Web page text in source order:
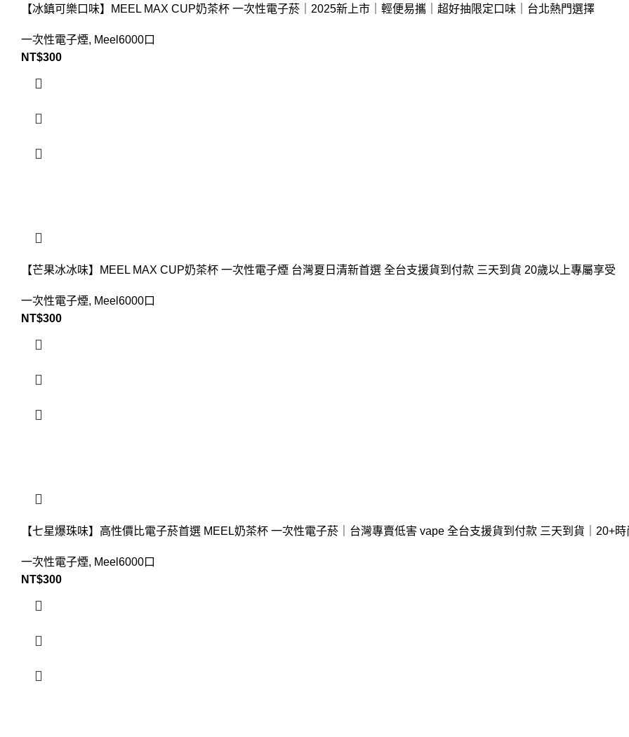
【冰鎮可樂口味】MEEL MAX CUP奶茶杯 一次性電子菸｜2025新上市｜輕便易攜｜超好抽限定口味｜台北熱門選擇
一次性電子煙, Meel6000口
NT$300
【芒果冰冰味】MEEL MAX CUP奶茶杯 一次性電子煙 台灣夏日清新首選 全台支援貨到付款 三天到貨 20歲以上專屬享受
一次性電子煙, Meel6000口
NT$300
【七星爆珠味】高性價比電子菸首選 MEEL奶茶杯 一次性電子菸｜台灣專賣低害 vape 全台支援貨到付款 三天到貨｜20+
一次性電子煙, Meel6000口
NT$300